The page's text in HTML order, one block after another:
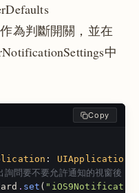
為判斷開關，並在
中
Copy
: UIApplication
要不要允許通知的視窗後，
. set (